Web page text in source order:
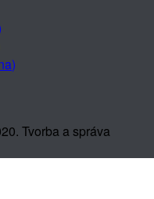
)
Tvorba a správa